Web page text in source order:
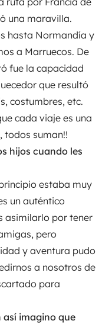
una maravilla.
hasta Normandía y
a Marruecos. De
fue la capacidad
que resultó
costumbres, etc.
cada viaje es una
todos suman!!
hijos cuando les
estaba muy
un auténtico
asimilarlo por tener
pero
y aventura pudo
a nosotros de
para
así imagino que